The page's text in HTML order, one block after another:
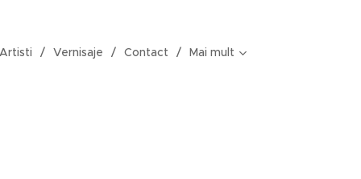
Vernisaje Contact Mai mult